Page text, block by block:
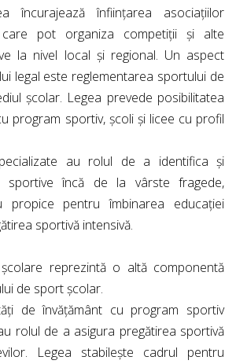
încurajează înființarea asociațiilor
pot organiza competiții și alte
la nivel local și regional. Un aspect
legal este reglementarea sportului de
școlar. Legea prevede posibilitatea
program sportiv, școli și licee cu profil
au rolul de a identifica și
sportive încă de la vârste fragede,
propice pentru îmbinarea educației
sportivă intensivă.
reprezintă o altă componentă
de sport școlar.
de învățământ cu program sportiv
rolul de a asigura pregătirea sportivă
Legea stabilește cadrul pentru